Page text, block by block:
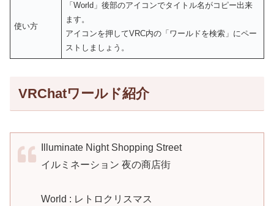
使い方
「World」後部のアイコンでタイトル名がコピー出来
ます。
アイコンを押してVRC内の「ワールドを検索」にペー
ストしましょう。
VRChatワールド紹介
Illuminate Night Shopping Street
イルミネーション 夜の商店街
World : レトロクリスマス